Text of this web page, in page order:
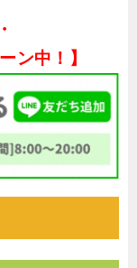
ン中！】